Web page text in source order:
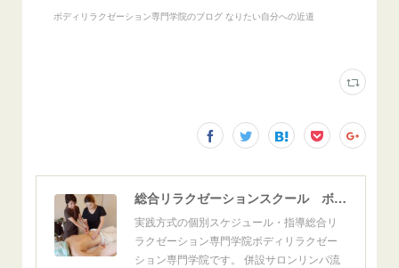
ボディリラクゼーション専門学院のブログ なりたい自分への近道
総合リラクゼーションスクール ボディリラクゼーション専門学院
実践方式の個別スケジュール・指導総合リ
ラクゼーション専門学院ボディリラクゼー
ション専門学院です。 併設サロンリンパ流